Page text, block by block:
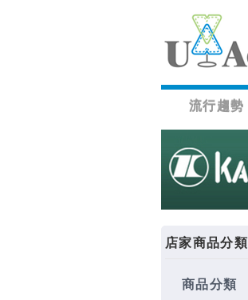
流行趨勢
店家商品分類
商品分類